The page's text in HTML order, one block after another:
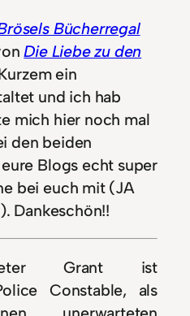
Bücherregal
Die Liebe zu den
ein
und ich hab
mich hier noch mal
den beiden
Blogs echt super
bei euch mit (JA
Dankeschön!!
Grant ist
Constable, als